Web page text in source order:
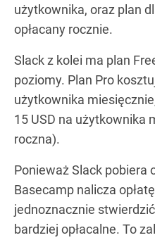
użytkownika, oraz plan
opłacany rocznie.
Slack z kolei ma plan
poziomy. Plan Pro
użytkownika
15 USD na użytkownika
roczna).
Ponieważ Slack pobiera
Basecamp nalicza
jednoznacznie
bardziej opłacalne. To